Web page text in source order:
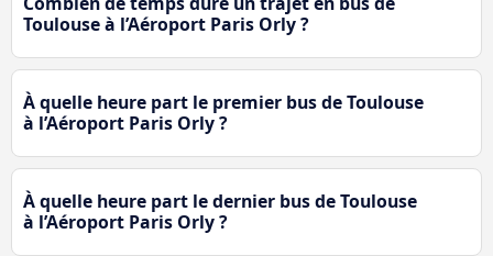
Toulouse à l’Aéroport Paris Orly ?
À quelle heure part le premier bus de Toulouse
à l’Aéroport Paris Orly ?
À quelle heure part le dernier bus de Toulouse
à l’Aéroport Paris Orly ?